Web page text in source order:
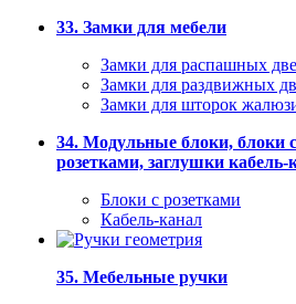
33. Замки для мебели
Замки для распашных
Замки для раздвижных
Замки для шторок
34. Модульные блоки, блоки с
розетками, заглушки кабель-
Блоки с розетками
Кабель-канал
35. Мебельные ручки